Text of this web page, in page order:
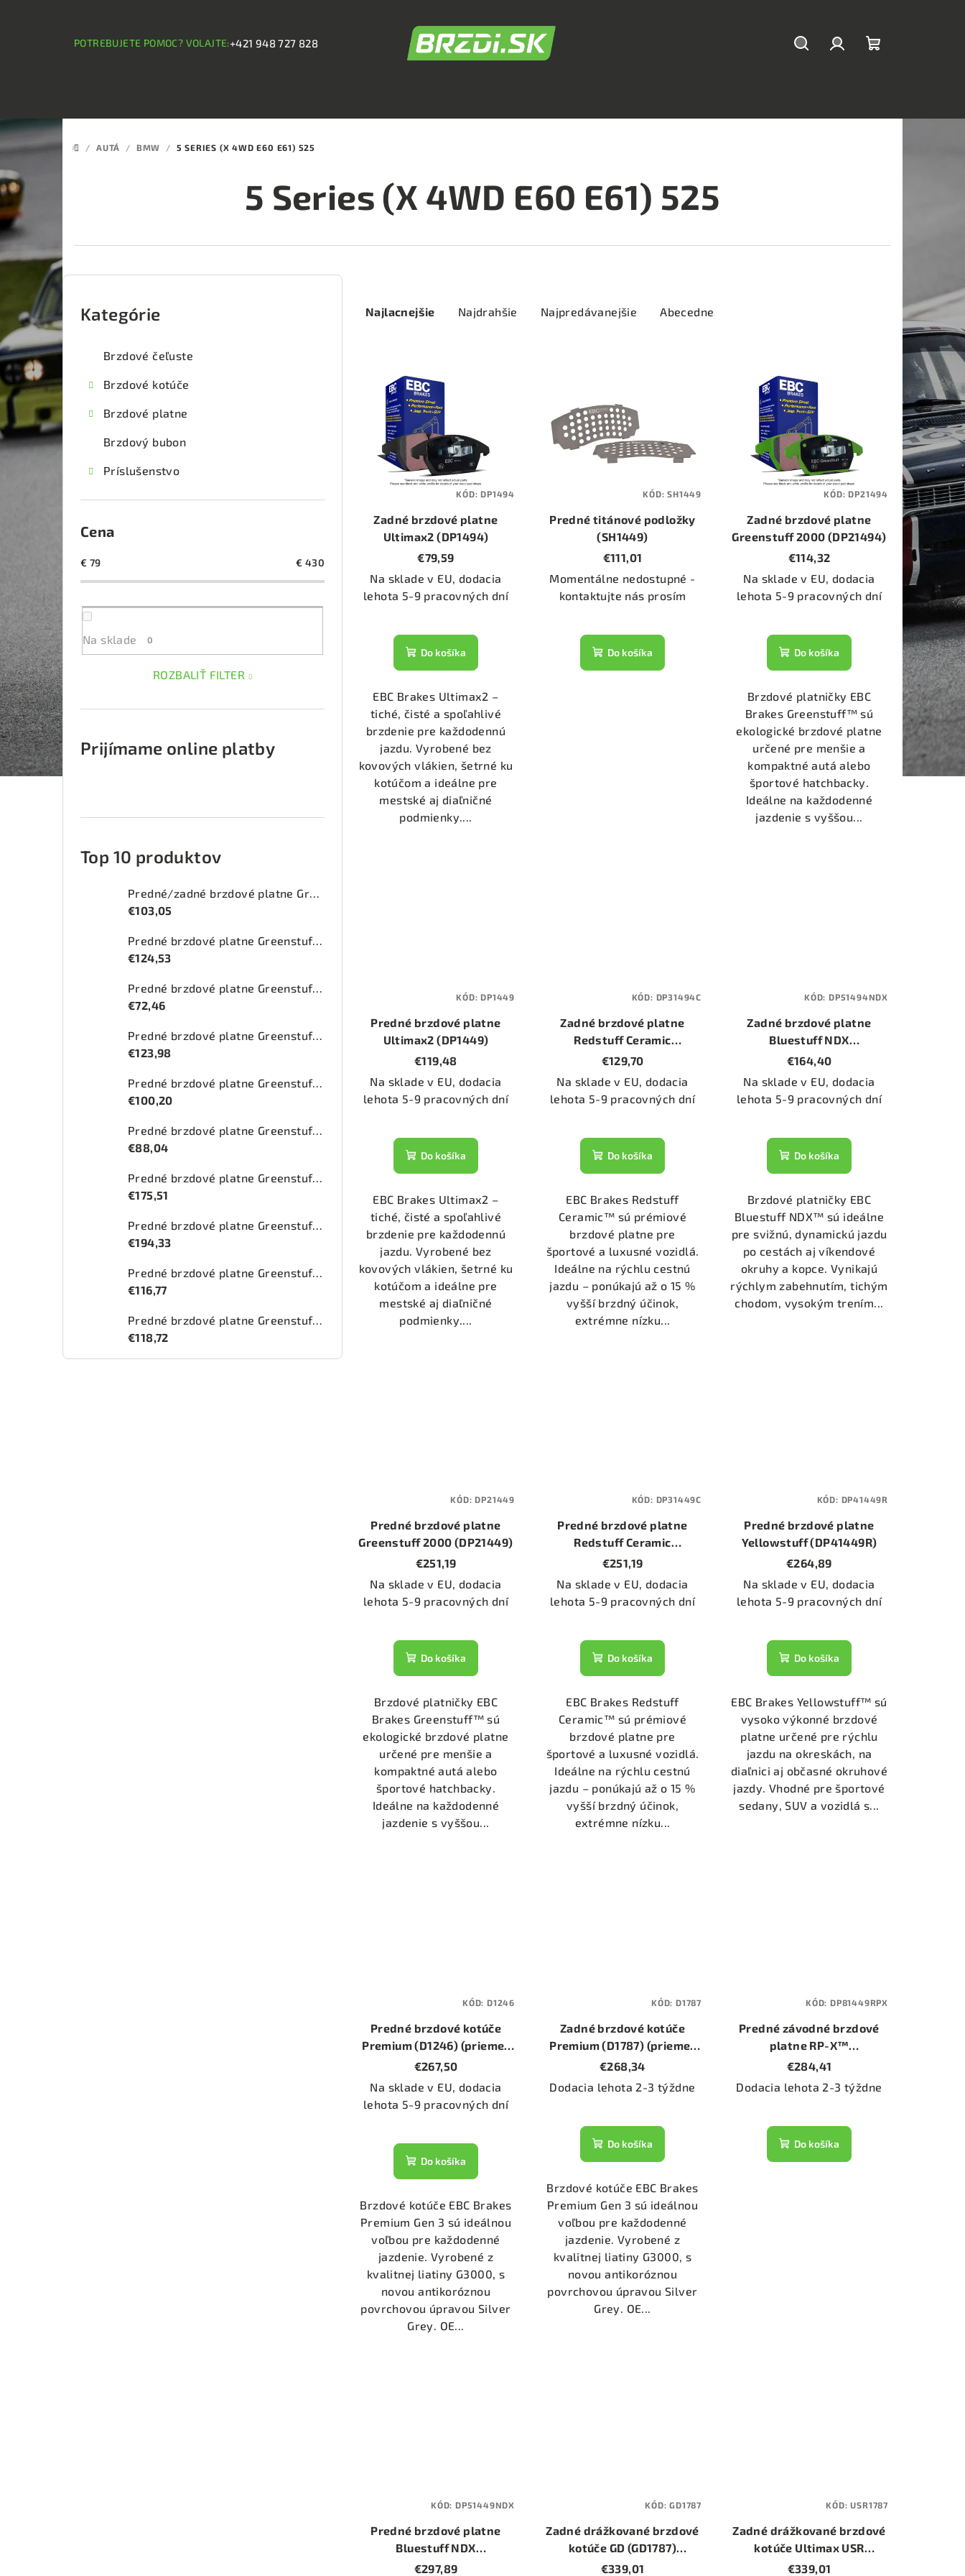
POTREBUJETE POMOC? VOLAJTE:+421 948 727 828
DOMOV
/ AUTÁ / BMW / 5 SERIES (X 4WD E60 E61) 525
5 Series (X 4WD E60 E61) 525
B
o
č
ý
p
a
Preskočiť
kategórie
Kategórie
Brzdové čeľuste
Brzdové kotúče
Brzdové platne
Brzdový bubon
Príslušenstvo
Cena
€ 79 € 430
Na sklade 0
ROZBALIŤ FILTER
Prijímame online platby
Top 10 produktov
Predné/zadné brzdové platne Greenstuff 2000 (DP2415)
€103,05
Predné brzdové platne Greenstuff 2000 (DP21074)
€124,53
Predné brzdové platne Greenstuff 2000 (DP21344)
€72,46
Predné brzdové platne Greenstuff 2000 (DP22168)
€123,98
Predné brzdové platne Greenstuff 2000 (DP21206)
€100,20
Predné brzdové platne Greenstuff 2000 (DP21336)
€88,04
Predné brzdové platne Greenstuff 2000 (DP21723)
€175,51
Predné brzdové platne Greenstuff 2000 (DP21031/2)
€194,33
Predné brzdové platne Greenstuff 2000 (DP2753/2)
€116,77
Predné brzdové platne Greenstuff 2000 (DP22134)
€118,72
a
u
Najlacnejšie Najdrahšie Najpredávanejšie Abecedne
d
v
Zadné brzdové platne
Ultimax2 (DP1494)
€79,59
Na sklade v EU, dodacia
lehota 5-9 pracovných dní
Do košíka
EBC Brakes Ultimax2 –
tiché, čisté a spoľahlivé
brzdenie pre každodennú
jazdu. Vyrobené bez
kovových vlákien, šetrné ku
kotúčom a ideálne pre
mestské aj diaľničné
podmienky....
KÓD:DP1494
Predné titánové podložky
(SH1449)
€111,01
Momentálne nedostupné -
kontaktujte nás prosím
Do košíka
KÓD:SH1449
Zadné brzdové platne
Greenstuff 2000 (DP21494)
€114,32
Na sklade v EU, dodacia
lehota 5-9 pracovných dní
Do košíka
Brzdové platničky EBC
Brakes Greenstuff™ sú
ekologické brzdové platne
určené pre menšie a
kompaktné autá alebo
športové hatchbacky.
Ideálne na každodenné
jazdenie s vyššou...
KÓD:DP21494
Predné brzdové platne
Ultimax2 (DP1449)
€119,48
Na sklade v EU, dodacia
lehota 5-9 pracovných dní
Do košíka
EBC Brakes Ultimax2 –
tiché, čisté a spoľahlivé
brzdenie pre každodennú
jazdu. Vyrobené bez
kovových vlákien, šetrné ku
kotúčom a ideálne pre
mestské aj diaľničné
podmienky....
KÓD:DP1449
Zadné brzdové platne
Redstuff Ceramic
(DP31494C)
€129,70
Na sklade v EU, dodacia
lehota 5-9 pracovných dní
Do košíka
EBC Brakes Redstuff
Ceramic™ sú prémiové
brzdové platne pre
športové a luxusné vozidlá.
Ideálne na rýchlu cestnú
jazdu – ponúkajú až o 15 %
vyšší brzdný účinok,
extrémne nízku...
KÓD: DP31494C
Zadné brzdové platne
Bluestuff NDX
(DP51494NDX)
€164,40
Na sklade v EU, dodacia
lehota 5-9 pracovných dní
Do košíka
Brzdové platničky EBC
Bluestuff NDX™ sú ideálne
pre svižnú, dynamickú jazdu
po cestách aj víkendové
okruhy a kopce. Vynikajú
rýchlym zabehnutím, tichým
chodom, vysokým trením...
KÓD: DP51494NDX
Predné brzdové platne
Greenstuff 2000 (DP21449)
€251,19
Na sklade v EU, dodacia
lehota 5-9 pracovných dní
Do košíka
Brzdové platničky EBC
Brakes Greenstuff™ sú
ekologické brzdové platne
určené pre menšie a
kompaktné autá alebo
športové hatchbacky.
Ideálne na každodenné
jazdenie s vyššou...
KÓD:DP21449
Predné brzdové platne
Redstuff Ceramic
(DP31449C)
€251,19
Na sklade v EU, dodacia
lehota 5-9 pracovných dní
Do košíka
EBC Brakes Redstuff
Ceramic™ sú prémiové
brzdové platne pre
športové a luxusné vozidlá.
Ideálne na rýchlu cestnú
jazdu – ponúkajú až o 15 %
vyšší brzdný účinok,
extrémne nízku...
KÓD: DP31449C
Predné brzdové platne
Yellowstuff (DP41449R)
€264,89
Na sklade v EU, dodacia
lehota 5-9 pracovných dní
Do košíka
EBC Brakes Yellowstuff™ sú
vysoko výkonné brzdové
platne určené pre rýchlu
jazdu na okreskách, na
diaľnici aj občasné okruhové
jazdy. Vhodné pre športové
sedany, SUV a vozidlá s...
KÓD: DP41449R
Predné brzdové kotúče
Premium (D1246) (priemer
324mm)
€267,50
Na sklade v EU, dodacia
lehota 5-9 pracovných dní
Do košíka
Brzdové kotúče EBC Brakes
Premium Gen 3 sú ideálnou
voľbou pre každodenné
jazdenie. Vyrobené z
kvalitnej liatiny G3000, s
novou antikoróznou
povrchovou úpravou Silver
Grey. OE...
KÓD: D1246
Zadné brzdové kotúče
Premium (D1787) (priemer
320mm)
€268,34
Dodacia lehota 2-3 týždne
Do košíka
Brzdové kotúče EBC Brakes
Premium Gen 3 sú ideálnou
voľbou pre každodenné
jazdenie. Vyrobené z
kvalitnej liatiny G3000, s
novou antikoróznou
povrchovou úpravou Silver
Grey. OE...
KÓD: D1787
Predné závodné brzdové
platne RP-X™
(DP81449RPX)
€284,41
Dodacia lehota 2-3 týždne
Do košíka
KÓD: DP81449RPX
Predné brzdové platne
Bluestuff NDX
(DP51449NDX)
€297,89
KÓD: DP51449NDX
Zadné drážkované brzdové
kotúče GD (GD1787)
(priemer 320mm)
€339,01
KÓD:GD1787
Zadné drážkované brzdové
kotúče Ultimax USR
(USR1787) (priemer 320mm)
€339,01
KÓD:USR1787